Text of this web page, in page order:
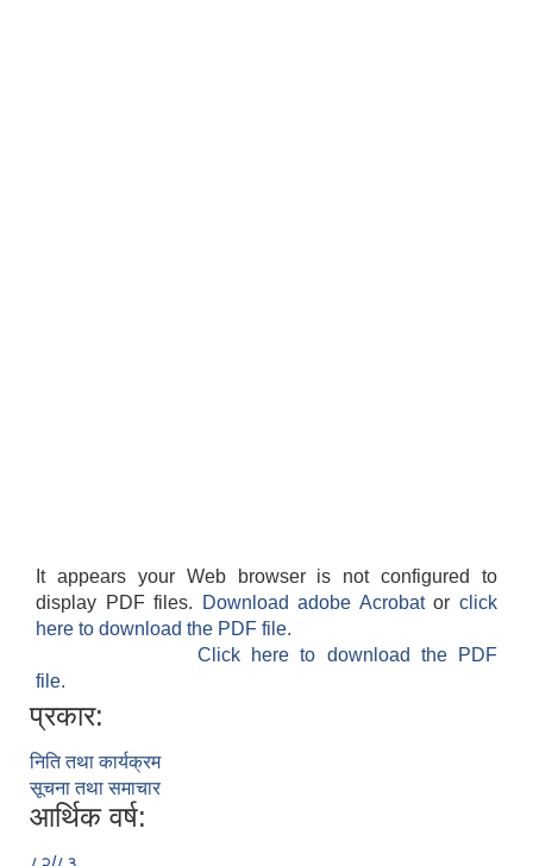
It appears your Web browser is not configured to
display PDF files.
Download adobe Acrobatorclick
here to download the PDF file.
Click here to download the PDF
file.
प्रकार:
निति तथा कार्यक्रम
सूचना तथा समाचार
आर्थिक वर्ष: